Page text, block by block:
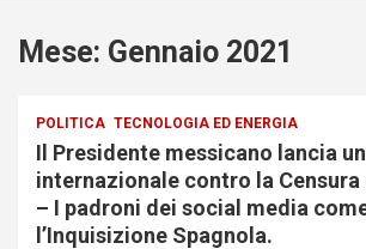
Mese: Gennaio 2021
POLITICA TECNOLOGIA ED ENERGIA
Il Presidente messicano lancia
internazionale contro la Censura
– I padroni dei social media
l’Inquisizione Spagnola.